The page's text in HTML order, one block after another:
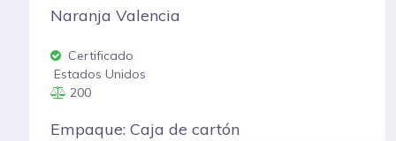
Naranja Valencia
Certificado
Estados Unidos
200
Empaque: Caja de cartón